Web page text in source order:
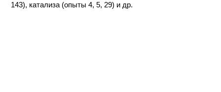
143), катализа (опыты 4, 5, 29) и др.